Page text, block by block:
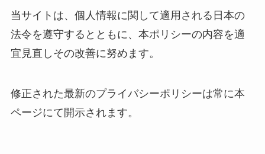
当サイトは、個人情報に関して適用される日本の
法令を遵守するとともに、本ポリシーの内容を適
宜見直しその改善に努めます。
修正された最新のプライバシーポリシーは常に本
ページにて開示されます。